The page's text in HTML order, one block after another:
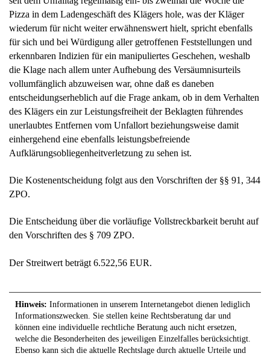
Die Kostenentscheidung folgt aus den Vorschriften der §§ 91, 344
ZPO.
Die Entscheidung über die vorläufige Vollstreckbarkeit beruht auf
den Vorschriften des § 709 ZPO.
Der Streitwert beträgt 6.522,56 EUR.
Hinweis: Informationen in unserem Internetangebot dienen lediglich
Informationszwecken. Sie stellen keine Rechtsberatung dar und
können eine individuelle rechtliche Beratung auch nicht ersetzen,
welche die Besonderheiten des jeweiligen Einzelfalles berücksichtigt.
Ebenso kann sich die aktuelle Rechtslage durch aktuelle Urteile und